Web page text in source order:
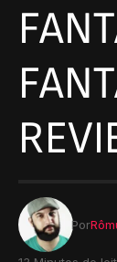
Por